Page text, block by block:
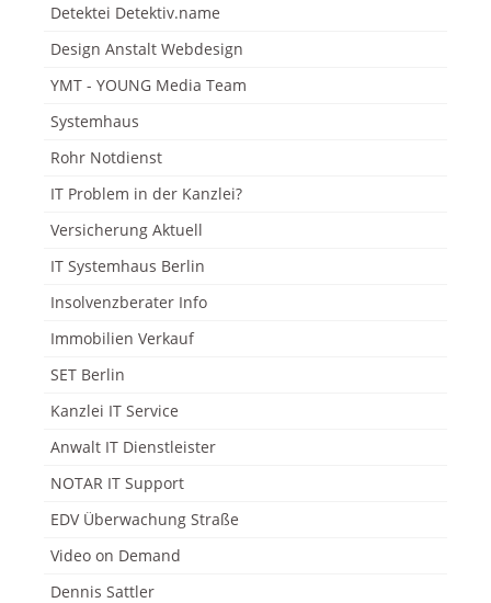
Detektei Detektiv.name
Design Anstalt Webdesign
YMT - YOUNG Media Team
Systemhaus
Rohr Notdienst
IT Problem in der Kanzlei?
Versicherung Aktuell
IT Systemhaus Berlin
Insolvenzberater Info
Immobilien Verkauf
SET Berlin
Kanzlei IT Service
Anwalt IT Dienstleister
NOTAR IT Support
EDV Überwachung Straße
Video on Demand
Dennis Sattler